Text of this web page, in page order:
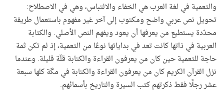
والتعمية في لغة العرب هي الخفاء والالتباس، وهي في الاصطلاح:
تحويل نص عربي واضح ومكتوب إلى آخر غير مفهوم باستعمال طريقة
محدّدة يستطيع من يعرفها أن يعود ويفهم النص الأصلي. والكتابة
العربية في ذاتها كانت تعد في بداياتها نوعًا من التعمية، إذ لم تكن ثمة
حاجة للتعمية حين كان من يعرفون القراءة والكتابة قلّة قليلة. وعندما
نزل القرآن الكريم كان من يعرفون القراءة والكتابة في مكّة كلها سبعة
عشر رجلًا فقط ذكرتهم كتب السيرة والتاريخ بأسمائهم.